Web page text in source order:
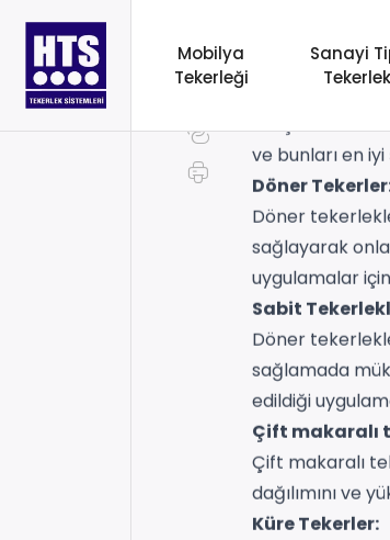
Mobilya
Tekerleği
Sanayi
Tekerlek
Tekerlekler,
bileşenlerdir.
ve bunları en
Döner
Döner
sağlayarak
uygulamalar
Sabit
Döner
sağlamada
edildiği
Çift makaralı
Çift makaralı
dağılımını ve
Küre Tekerler: